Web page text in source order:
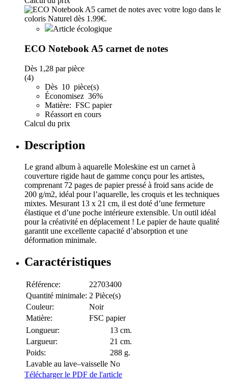
Article écologique
ECO Notebook A5 carnet de notes
Dès 1,28 par pièce
(4)
Dès 10 pièce(s)
Économisez 36%
Matière: FSC papier
Réassort en cours
Calcul du prix
Description
Le grand album à aquarelle Moleskine est un carnet à
couverture rigide haut de gamme conçu pour les artistes,
comprenant 72 pages de papier pressé à froid sans acide de
200 g/m2, idéal pour l’aquarelle, les croquis et les techniques
mixtes. Mesurant 13 x 21 cm, il est doté d’une fermeture
élastique et d’une poche intérieure extensible. Un outil idéal
pour la créativité en déplacement ! Le papier de haute qualité
garantit une excellente capacité d’absorption et une
déformation minimale.
Caractéristiques
Référence:
22703400
Quantité minimale: 2 Pièce(s)
Couleur:
Noir
Matière:
FSC papier
Longueur:
13 cm.
Largueur:
21 cm.
Poids:
288 g.
Lavable au lave–vaisselle No
Télécharger le PDF de l'article